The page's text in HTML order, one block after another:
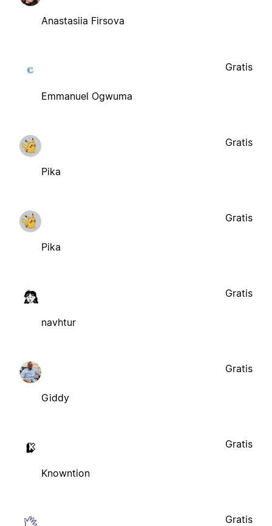
Anastasiia Firsova
Emmanuel Ogwuma
Gratis
Pika
Gratis
Pika
Gratis
navhtur
Gratis
Giddy
Gratis
Knowntion
Gratis
Gratis